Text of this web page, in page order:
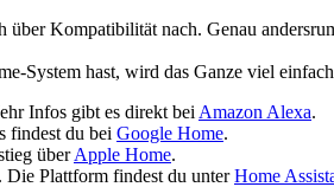
über Kompatibilität nach. Genau
System hast, wird das Ganze viel
Infos gibt es direkt bei Amazon Alexa.
findest du bei Google Home.
überApple Home.
Plattform findest du unterHome